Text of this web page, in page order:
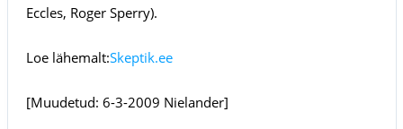
Eccles, Roger Sperry).
Loe lähemalt:Skeptik.ee
[Muudetud: 6-3-2009 Nielander]